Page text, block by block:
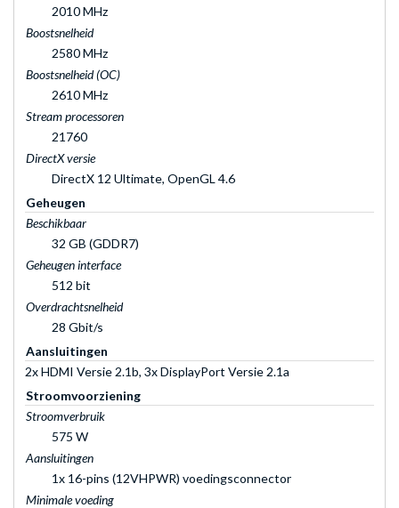
2010 MHz
Boostsnelheid
2580 MHz
Boostsnelheid (OC)
2610 MHz
Stream processoren
21760
DirectX versie
DirectX 12 Ultimate, OpenGL 4.6
Geheugen
Beschikbaar
32 GB (GDDR7)
Geheugen interface
512 bit
Overdrachtsnelheid
28 Gbit/s
Aansluitingen
2x HDMI Versie 2.1b, 3x DisplayPort Versie 2.1a
Stroomvoorziening
Stroomverbruik
575 W
Aansluitingen
1x 16-pins (12VHPWR) voedingsconnector
Minimale voeding